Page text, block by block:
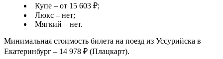
Купе – от 15 603 ₽;
Люкс – нет;
Мягкий – нет.
Минимальная стоимость билета на поезд из Уссурийска в
Екатеринбург – 14 978 ₽ (Плацкарт).